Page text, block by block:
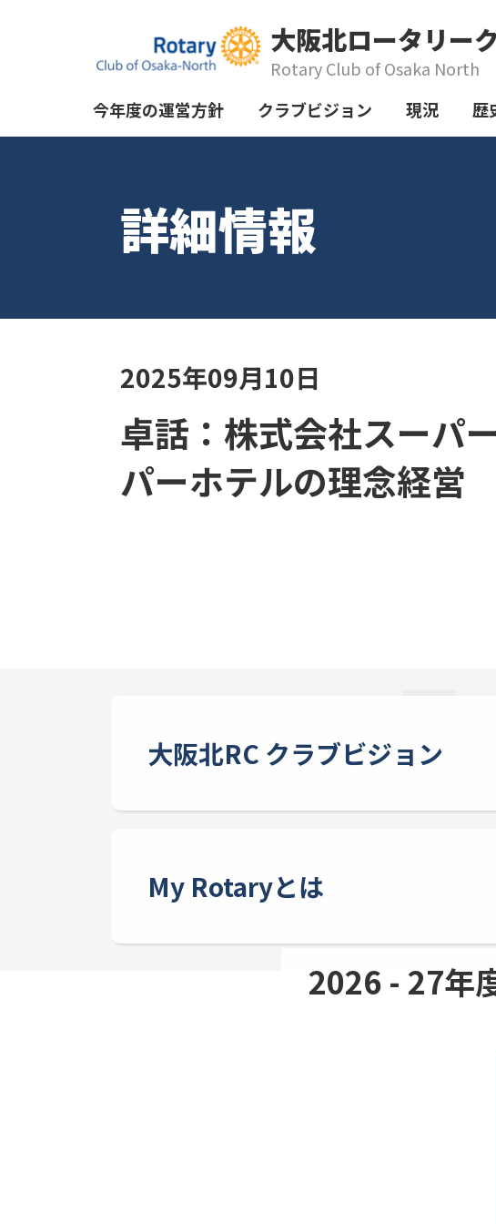
大阪北ロータリー
Rotary Club of Osaka North
今年度の運営方針 クラブビジョン 現況 歴
詳細情報
2025年09月10日
卓話：株式会社スー
パーホテルの理念経営
大阪北RC クラブビジョン
My Rotaryとは
2026 - 27年